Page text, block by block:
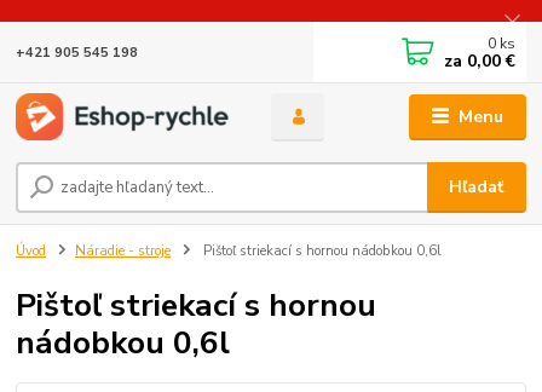
Menu
Hľadať
+421 905 545 198 0 ks
za 0,00 €
Úvod Náradie - stroje Pištoľ striekací s hornou nádobkou 0,6l
Pištoľ striekací s hornou
nádobkou 0,6l